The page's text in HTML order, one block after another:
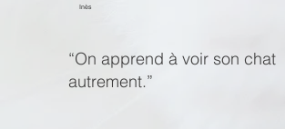
Inès
“On apprend à voir son chat
autrement.”